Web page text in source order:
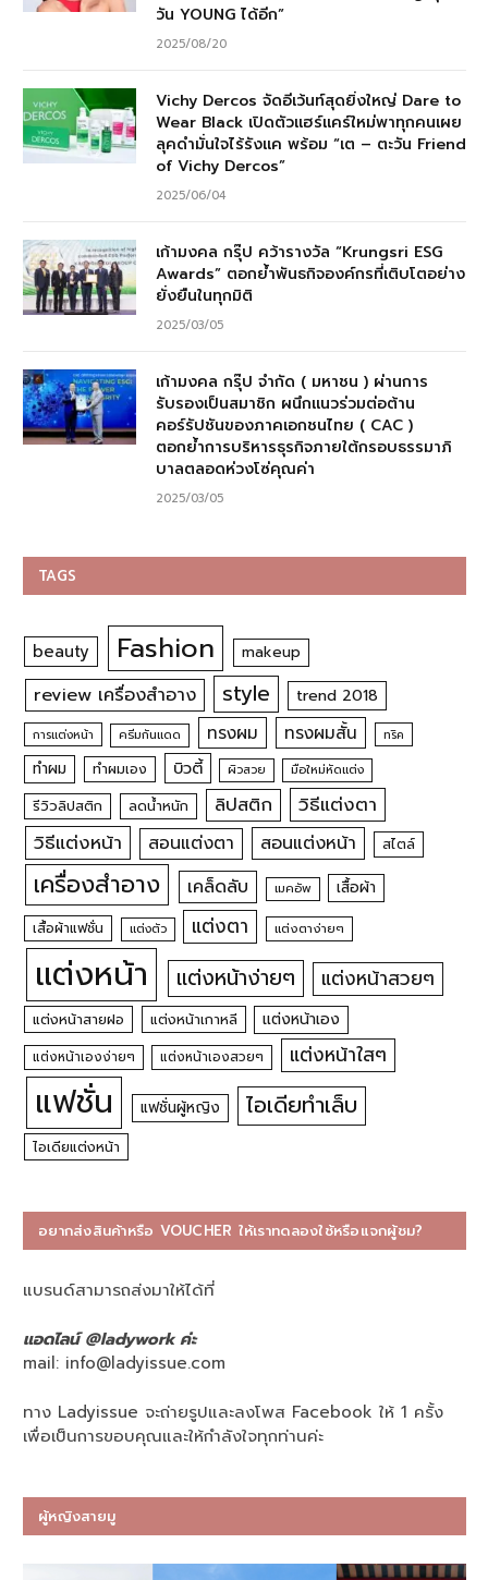
วัน YOUNG ได้อีก”
2025/08/20
Vichy Dercos จัดอีเว้นท์สุดยิ่งใหญ่ Dare to
Wear Black เปิดตัวแฮร์แคร์ใหม่พาทุกคนเผย
ลุคดำมั่นใจไร้รังแค พร้อม “เต – ตะวัน Friend
of Vichy Dercos”
2025/06/04
เก้ามงคล กรุ๊ป คว้ารางวัล “Krungsri ESG
Awards” ตอกย้ำพันธกิจองค์กรที่เติบโตอย่าง
ยั่งยืนในทุกมิติ
2025/03/05
เก้ามงคล กรุ๊ป จำกัด ( มหาชน ) ผ่านการ
รับรองเป็นสมาชิก ผนึกแนวร่วมต่อต้าน
คอร์รัปชันของภาคเอกชนไทย ( CAC )
ตอกย้ำการบริหารธุรกิจภายใต้กรอบธรรมาภิ
บาลตลอดห่วงโซ่คุณค่า
2025/03/05
TAGS
beauty Fashion makeup
review เครื่องสำอาง style trend 2018
การแต่งหน้า ครีมกันแดด ทรงผม ทรงผมสั้น ทริค
ทำผม ทำผมเอง บิวตี้ ผิวสวย มือใหม่หัดแต่ง
รีวิวลิปสติก ลดน้ำหนัก ลิปสติก
วิธีแต่งตา
วิธีแต่งหน้า
สอนแต่งตา สอนแต่งหน้า สไตล์
เครื่องสำอาง เคล็ดลับ เมคอัพ เสื้อผ้า
เสื้อผ้าแฟชั่น แต่งตัว แต่งตา แต่งตาง่ายๆ
แต่งหน้า แต่งหน้าง่ายๆ แต่งหน้าสวยๆ
แต่งหน้าสายฝอ แต่งหน้าเกาหลี แต่งหน้าเอง
แต่งหน้าเองง่ายๆ แต่งหน้าเองสวยๆ แต่งหน้าใสๆ
แฟชั่น แฟชั่นผู้หญิง ไอเดียทำเล็บ
ไอเดียแต่งหน้า
อยากส่งสินค้าหรือ VOUCHER ให้เราทดลองใช้หรือแจกผู้ชม?
แบรนด์สามารถส่งมาให้ได้ที่
แอดไลน์ @ladywork ค่ะ
mail: info@ladyissue.com
ทาง Ladyissue จะถ่ายรูปและลงโพส Facebook ให้ 1 ครั้ง
เพื่อเป็นการขอบคุณและให้กำลังใจทุกท่านค่ะ
ผู้หญิงสายมู